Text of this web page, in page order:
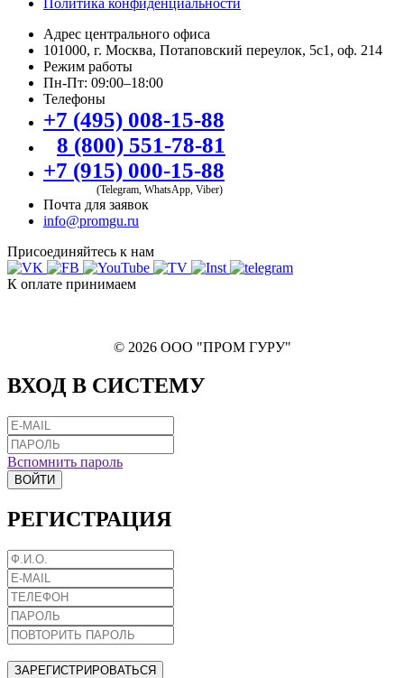
Политика конфиденциальности
Адрес центрального офиса
101000, г. Москва, Потаповский переулок, 5с1, оф. 214
Режим работы
Пн-Пт: 09:00–18:00
Телефоны
+7 (495) 008-15-88
8 (800) 551-78-81
+7 (915) 000-15-88
(Telegram, WhatsApp, Viber)
Почта для заявок
info@promgu.ru
Присоединяйтесь к нам
К оплате принимаем
© 2026 ООО "ПРОМ ГУРУ"
ВХОД В СИСТЕМУ
Вспомнить пароль
ВОЙТИ
РЕГИСТРАЦИЯ
ЗАРЕГИСТРИРОВАТЬСЯ